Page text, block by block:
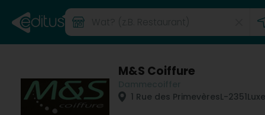
M&S Coiffure
1 Rue des PrimevèresL-2351